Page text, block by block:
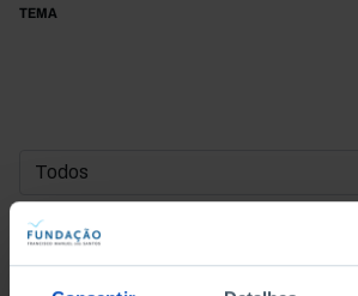
TEMA
DATA DE INÍCIO